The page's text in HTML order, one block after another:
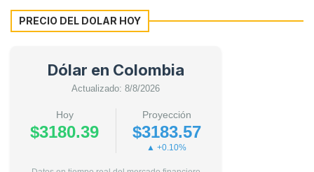
PRECIO DEL DOLAR HOY
Dólar en Colombia
Actualizado: 8/8/2026
Hoy
$3180.39
Proyección
$3183.57
▲ +0.10%